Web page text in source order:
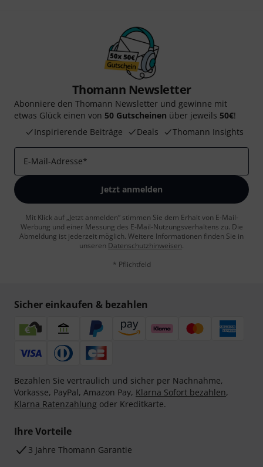
Thomann Newsletter
Abonniere den Thomann Newsletter und gewinne mit
etwas Glück einen von 50 Gutscheinen über jeweils 50€!
Inspirierende Beiträge
Deals Thomann Insights
E-Mail-Adresse*
Jetzt anmelden
Mit Klick auf „Jetzt anmelden“ stimmen Sie dem Erhalt von E-Mail-
Werbung und einer Messung des E-Mail-Nutzungsverhaltens zu. Die
Abmeldung ist jederzeit möglich. Weitere Informationen finden Sie in
unseren Datenschutzhinweisen.
* Pflichtfeld
Sicher einkaufen & bezahlen
Bezahlen Sie vertraulich und sicher per Nachnahme,
Vorkasse, PayPal, Amazon Pay, Klarna Sofort bezahlen,
Klarna Ratenzahlung oder Kreditkarte.
Ihre Vorteile
3 Jahre Thomann Garantie